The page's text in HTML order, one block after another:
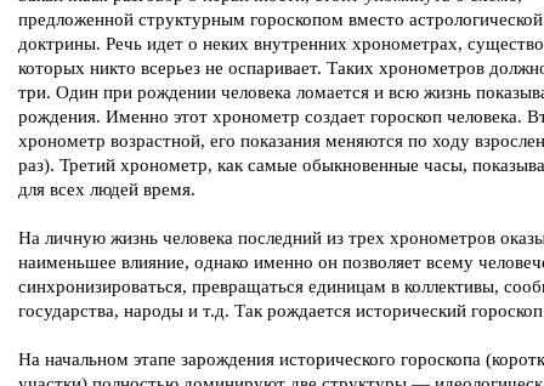
предложенной структурным гороскопом вместо астрологической
доктрины. Речь идет о неких внутренних хронометрах,
которых никто всерьез не оспаривает. Таких хронометров
три. Один при рождении человека ломается и всю жизнь
рождения. Именно этот хронометр создает гороскоп человека.
хронометр возрастной, его показания меняются по ходу
раз). Третий хронометр, как самые обыкновенные часы,
для всех людей время.
На личную жизнь человека последний из трех хронометров
наименьшее влияние, однако именно он позволяет всему
синхронизироваться, превращаться единицам в коллективы,
государства, народы и т.д. Так рождается исторический
На начальном этапе зарождения исторического гороскопа